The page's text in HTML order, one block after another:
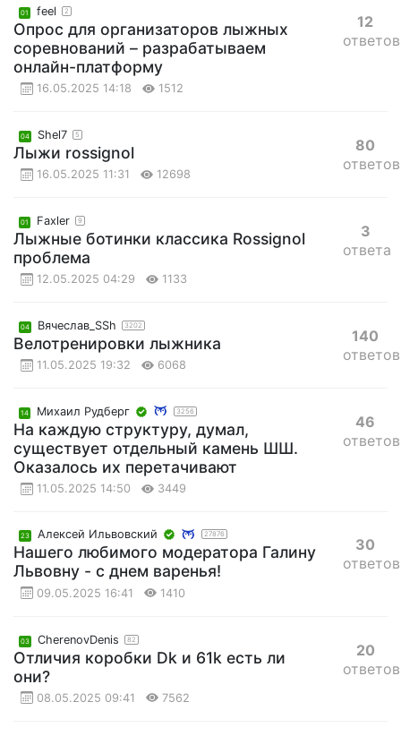
01 feel 2
Опрос для организаторов лыжных
соревнований – разрабатываем
онлайн-платформу
16.05.2025 14:18 1512
12
ответов
04 Shel7 5
Лыжи rossignol
16.05.2025 11:31 12698
80
ответов
01 Faxler 9
Лыжные ботинки классика Rossignol
проблема
12.05.2025 04:29 1133
3
ответа
04 Вячеслав_SSh 3202
Велотренировки лыжника
11.05.2025 19:32 6068
140
ответов
14 Михаил Рудберг 3256
На каждую структуру, думал,
существует отдельный камень ШШ.
Оказалось их перетачивают
11.05.2025 14:50 3449
46
ответов
23 Алексей Ильвовский 27876
Нашего любимого модератора Галину
Львовну - с днем варенья!
09.05.2025 16:41 1410
30
ответов
03 CherenovDenis 82
Отличия коробки Dk и 61k есть ли
они?
08.05.2025 09:41 7562
20
ответов